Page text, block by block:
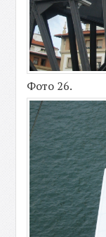
Фото 26.